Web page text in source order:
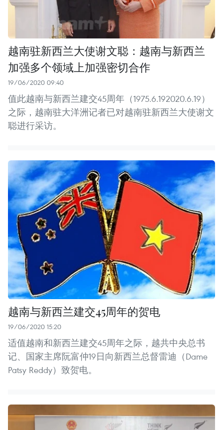
越南驻新西兰大使谢文聪：越南与新西兰
加强多个领域上加强密切合作
19/06/2020 09:40
值此越南与新西兰建交45周年（1975.6.192020.6.19）
之际，越南驻大洋洲记者已对越南驻新西兰大使谢文
聪进行采访。
越南与新西兰建交45周年的贺电
19/06/2020 15:20
适值越南和新西兰建交45周年之际，越共中央总书
记、国家主席阮富仲19日向新西兰总督雷迪（Dame
Patsy Reddy）致贺电。